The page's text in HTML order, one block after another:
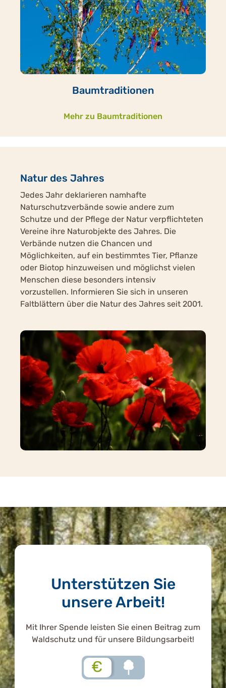
Baumtraditionen
Mehr zu Baumtraditionen
Natur des Jahres
Jedes Jahr deklarieren namhafte
Naturschutzverbände sowie andere zum
Schutze und der Pflege der Natur verpflichteten
Vereine ihre Naturobjekte des Jahres. Die
Verbände nutzen die Chancen und
Möglichkeiten, auf ein bestimmtes Tier, Pflanze
oder Biotop hinzuweisen und möglichst vielen
Menschen diese besonders intensiv
vorzustellen. Informieren Sie sich in unseren
Faltblättern über die Natur des Jahres seit 2001.
Unterstützen Sie
unsere Arbeit!
Mit Ihrer Spende leisten Sie einen Beitrag zum
Waldschutz und für unsere Bildungsarbeit!
€